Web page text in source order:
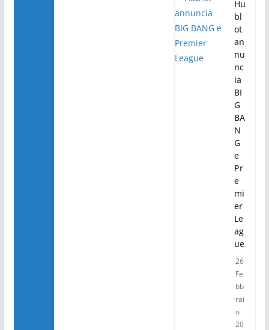
Hu
bl
ot
an
nu
nc
ia
BI
G
BA
N
G
e
Pr
e
mi
er
Le
ag
ue
26
Fe
bb
rai
o
20